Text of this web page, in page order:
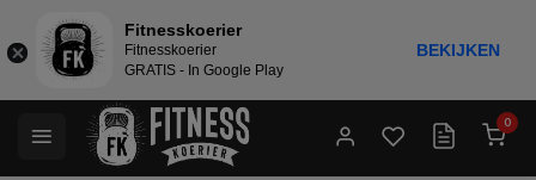
0
Fitnesskoerier
Fitnesskoerier
GRATIS - In Google Play
BEKIJKEN